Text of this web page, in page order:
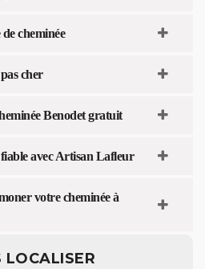
cheminée
cher
Benodet gratuit
avec Artisan Lafleur
votre cheminée à
LOCALISER